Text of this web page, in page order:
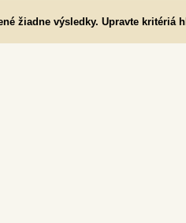
žiadne výsledky. Upravte kritériá